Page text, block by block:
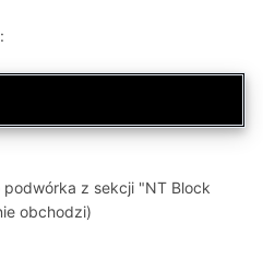
z sekcji "NT Block
obchodzi)